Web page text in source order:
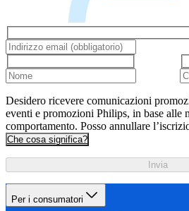
Desidero ricevere comunicazioni
eventi e promozioni Philips, in base alle
comportamento. Posso annullare
Che cosa significa?
Invia
Per i consumatori